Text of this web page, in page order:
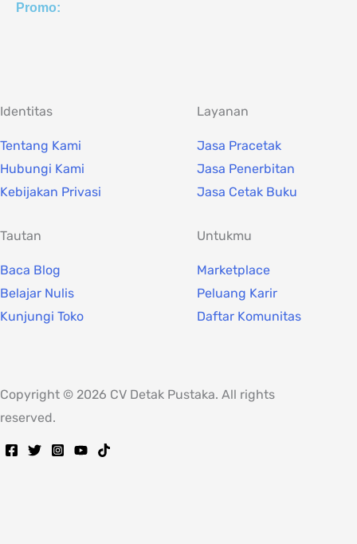
Promo:
Identitas
Tentang Kami
Hubungi Kami
Kebijakan Privasi
Layanan
Jasa Pracetak
Jasa Penerbitan
Jasa Cetak Buku
Tautan
Baca Blog
Belajar Nulis
Kunjungi Toko
Untukmu
Marketplace
Peluang Karir
Daftar Komunitas
Copyright © 2026 CV Detak Pustaka. All rights
reserved.